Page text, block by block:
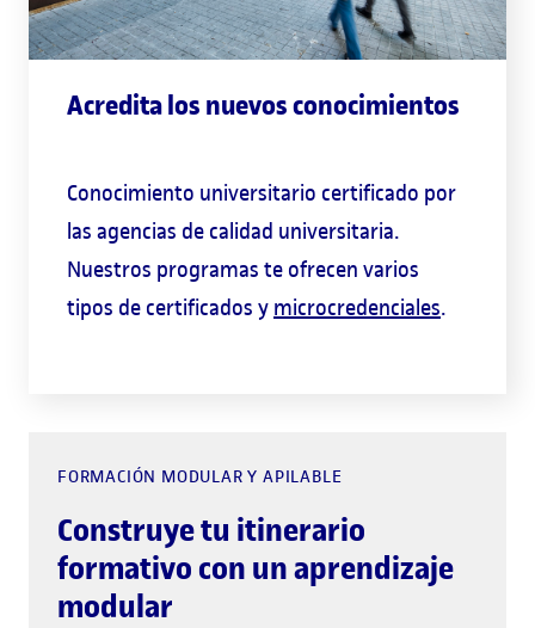
Acredita los nuevos conocimientos
Conocimiento universitario certificado por
las agencias de calidad universitaria.
Nuestros programas te ofrecen varios
tipos de certificados y microcredenciales.
FORMACIÓN MODULAR Y APILABLE
Construye tu itinerario
formativo con un aprendizaje
modular